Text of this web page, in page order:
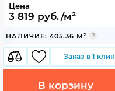
Цена
3 819 руб./м²
НАЛИЧИЕ: 405.36 М²
Заказ в 1 клик
В корзину